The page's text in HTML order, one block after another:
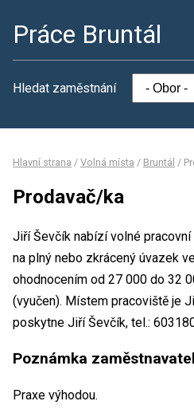
Práce Bruntál
Hledat zaměstnání
Hlavní strana / Volná místa / Bruntál /
Prodavač/ka
Jiří Ševčík nabízí volné
na plný nebo zkrácený úvazek
ohodnocením od 27 000 do 32
(vyučen). Místem pracoviště je
poskytne Jiří Ševčík, tel.:
Poznámka
Praxe výhodou.